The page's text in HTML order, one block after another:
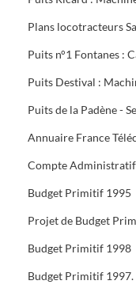
Plans locotracteurs
Puits n°1 Fontanes :
Puits Destival :
Puits de la Padène -
Annuaire France
Compte Administratif
Budget Primitif 1995
Projet de Budget
Budget Primitif 1998